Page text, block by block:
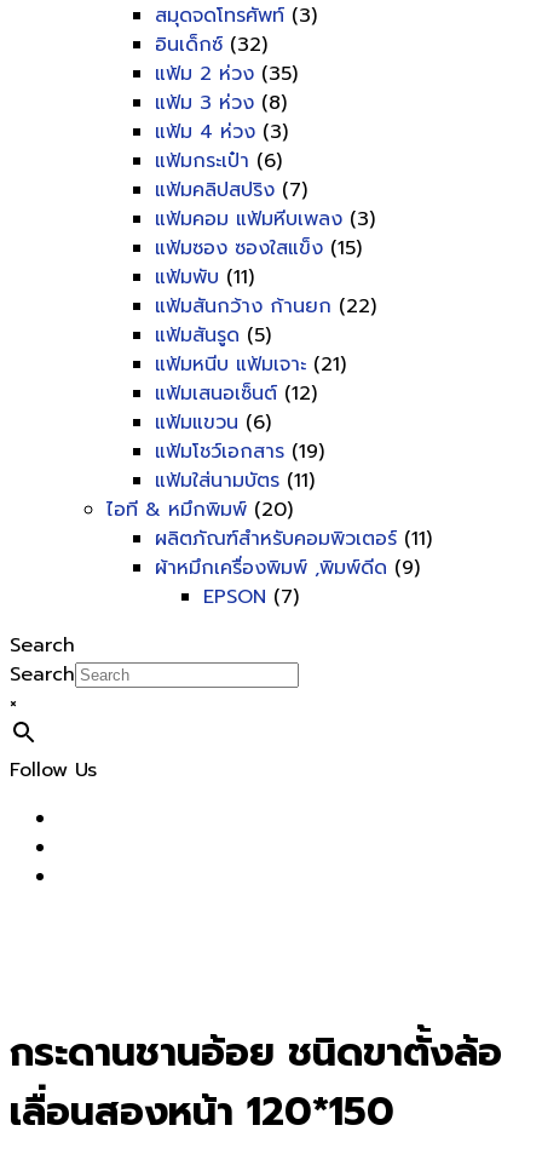
สมุดจดโทรศัพท์ (3)
อินเด็กซ์ (32)
แฟ้ม 2 ห่วง (35)
แฟ้ม 3 ห่วง (8)
แฟ้ม 4 ห่วง (3)
แฟ้มกระเป๋า (6)
แฟ้มคลิปสปริง (7)
แฟ้มคอม แฟ้มหีบเพลง (3)
แฟ้มซอง ซองใสแข็ง (15)
แฟ้มพับ (11)
แฟ้มสันกว้าง ก้านยก (22)
แฟ้มสันรูด (5)
แฟ้มหนีบ แฟ้มเจาะ (21)
แฟ้มเสนอเซ็นต์ (12)
แฟ้มแขวน (6)
แฟ้มโชว์เอกสาร (19)
แฟ้มใส่นามบัตร (11)
ไอที & หมึกพิมพ์ (20)
ผลิตภัณฑ์สำหรับคอมพิวเตอร์ (11)
ผ้าหมึกเครื่องพิมพ์ ,พิมพ์ดีด (9)
EPSON (7)
Search
Search
×
Follow Us
กระดานชานอ้อย ชนิดขาตั้งล้อ
เลื่อนสองหน้า 120*150